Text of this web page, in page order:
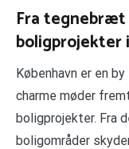
Fra
boligprojekter
København er en
charme møder
boligprojekter. Fra
boligområder